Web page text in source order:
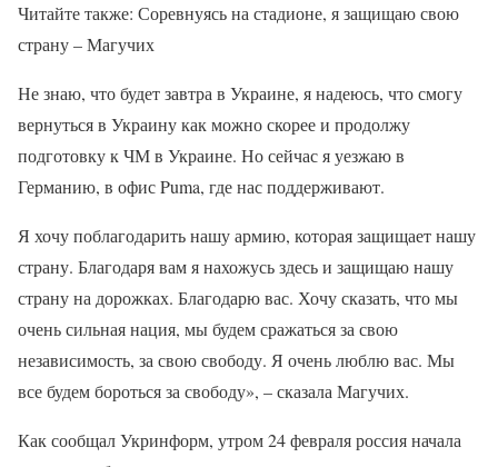
Читайте также: Соревнуясь на стадионе, я защищаю свою
страну – Магучих
Не знаю, что будет завтра в Украине, я надеюсь, что смогу
вернуться в Украину как можно скорее и продолжу
подготовку к ЧМ в Украине. Но сейчас я уезжаю в
Германию, в офис Puma, где нас поддерживают.
Я хочу поблагодарить нашу армию, которая защищает нашу
страну. Благодаря вам я нахожусь здесь и защищаю нашу
страну на дорожках. Благодарю вас. Хочу сказать, что мы
очень сильная нация, мы будем сражаться за свою
независимость, за свою свободу. Я очень люблю вас. Мы
все будем бороться за свободу», – сказала Магучих.
Как сообщал Укринформ, утром 24 февраля россия начала